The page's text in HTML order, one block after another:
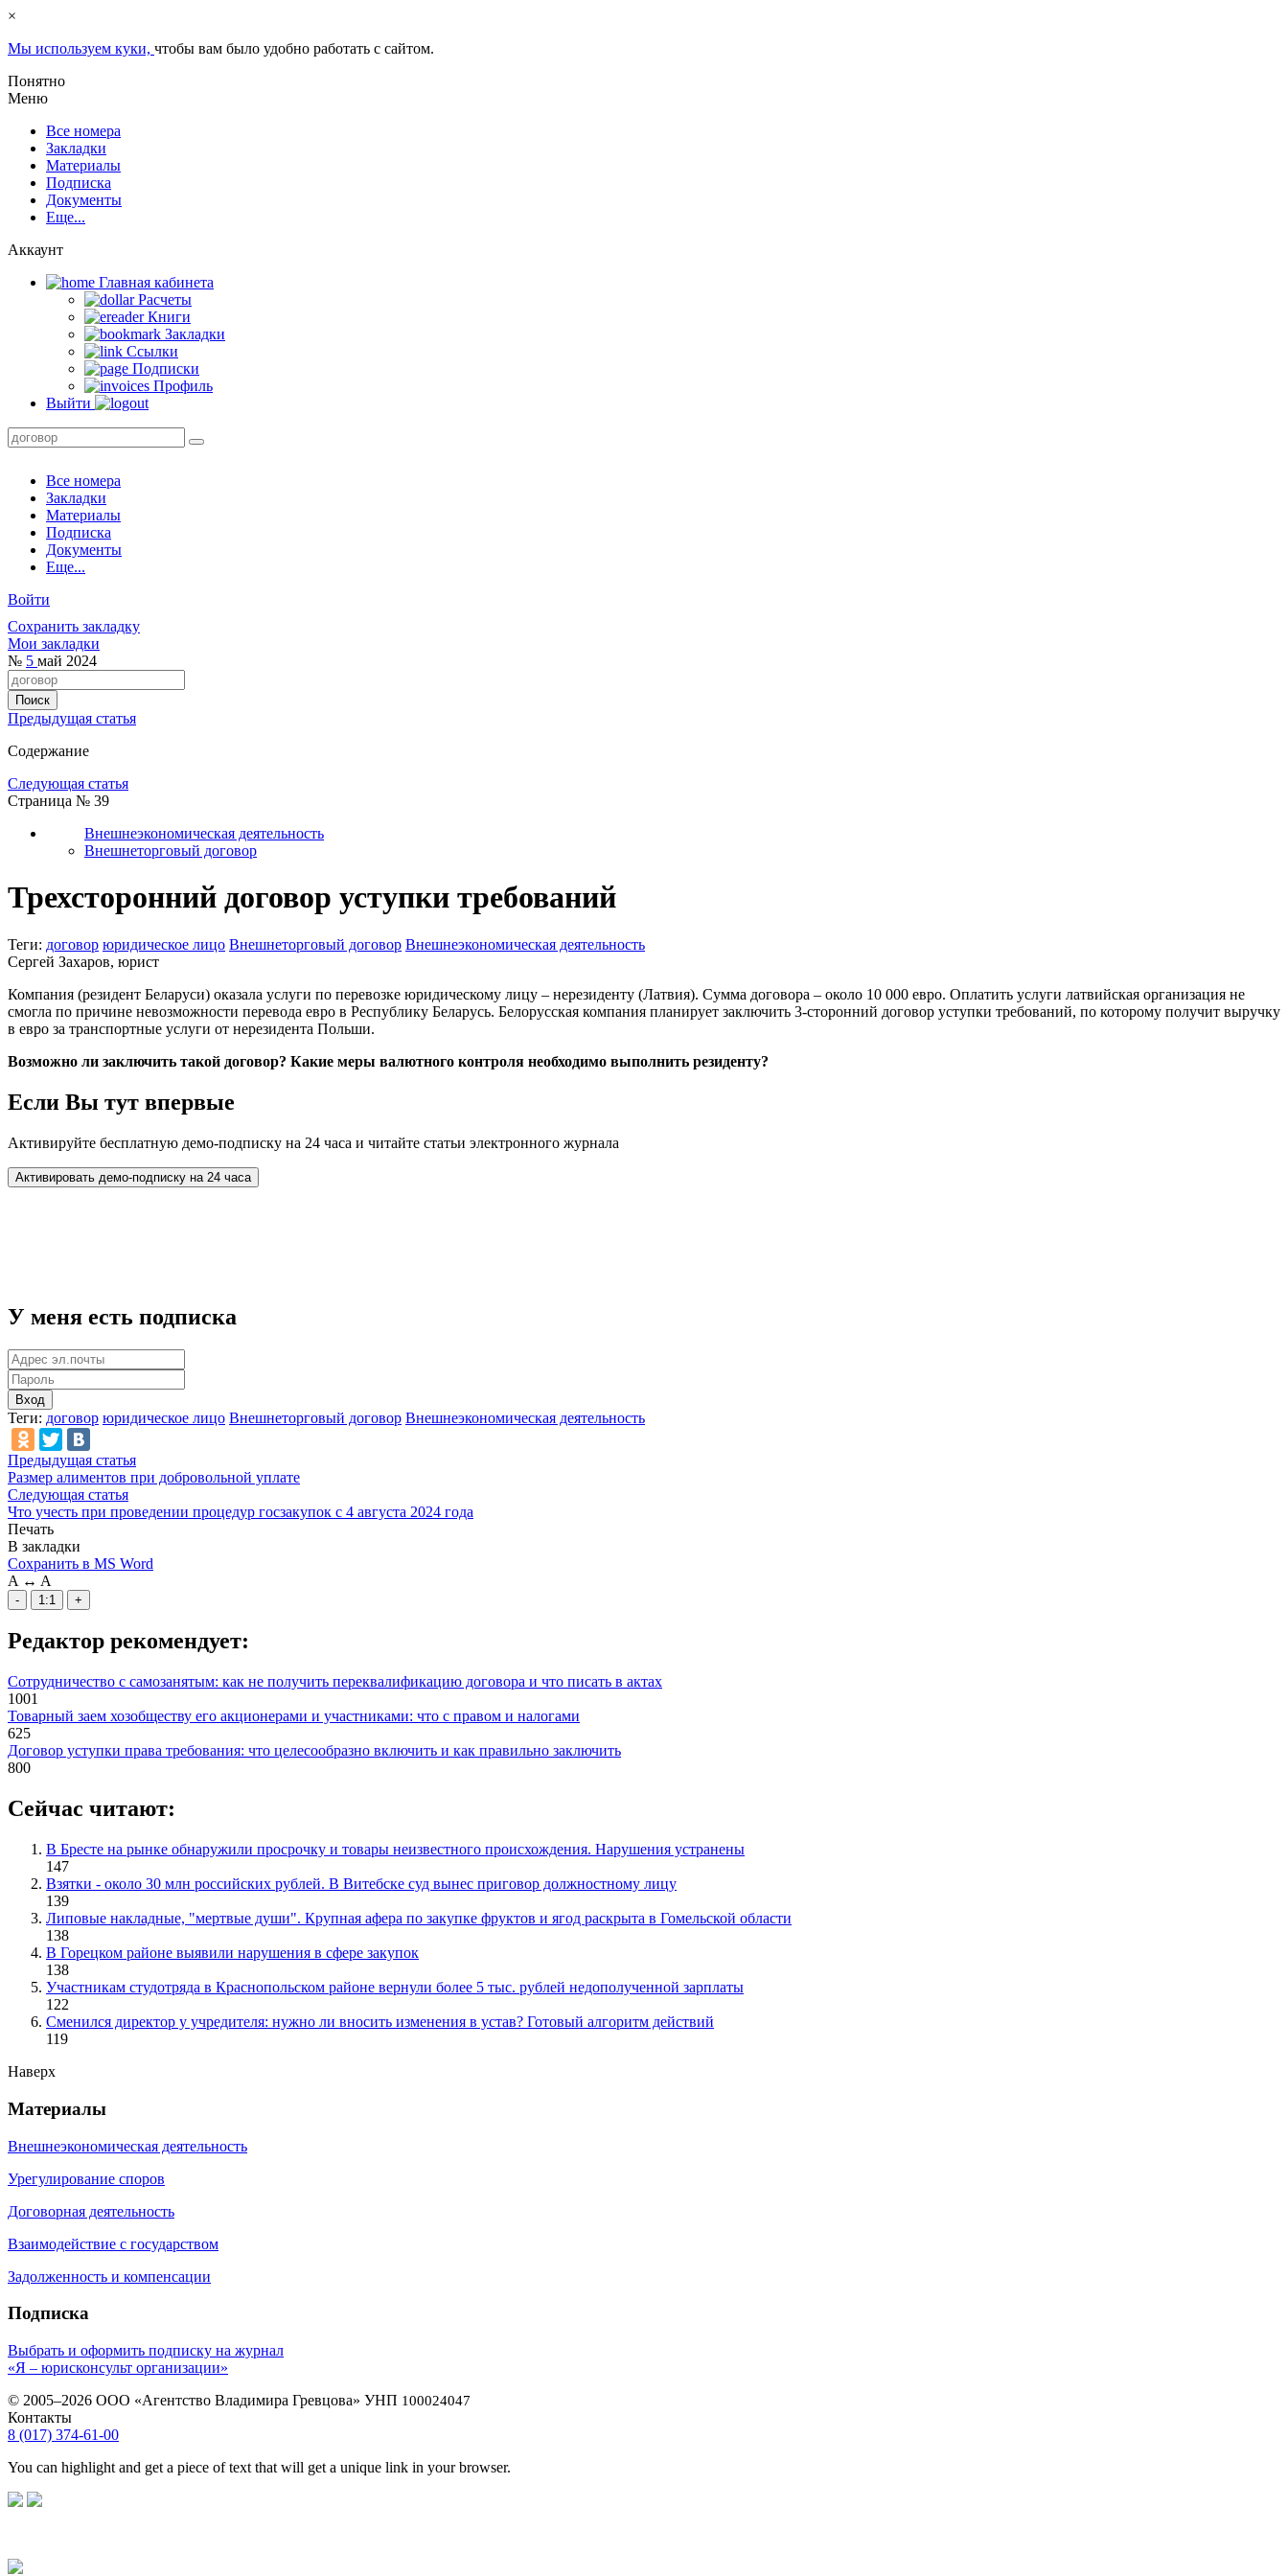
×
Мы используем куки, чтобы вам было удобно работать с сайтом.
Понятно
Меню
Все номера
Закладки
Материалы
Подписка
Документы
Еще...
Аккаунт
Главная кабинета
Расчеты
Книги
Закладки
Ссылки
Подписки
Профиль
Выйти
Все номера
Закладки
Материалы
Подписка
Документы
Еще...
Войти
Сохранить закладку
Мои закладки
№ 5 май 2024
Предыдущая статья
Содержание
Следующая статья
Страница № 39
Внешнеэкономическая деятельность
Внешнеторговый договор
Трехсторонний договор уступки требований
Теги: договор юридическое лицо Внешнеторговый договор Внешнеэкономическая деятельность
Сергей Захаров, юрист
Компания (резидент Беларуси) оказала услуги по перевозке юридическому лицу – нерезиденту (Латвия). Сумма договора – около 10 000 евро. Оплатить услуги латвийская организация не
смогла по причине невозможности перевода евро в Республику Беларусь. Белорусская компания планирует заключить 3-сторонний договор уступки требований, по которому получит выручку
в евро за транспортные услуги от нерезидента Польши.
Возможно ли заключить такой договор? Какие меры валютного контроля необходимо выполнить резиденту?
Если Вы тут впервые
Активируйте бесплатную демо-подписку на 24 часа и читайте статьи электронного журнала
У меня есть подписка
Вход
Теги: договор юридическое лицо Внешнеторговый договор Внешнеэкономическая деятельность
Предыдущая статья
Размер алиментов при добровольной уплате
Следующая статья
Что учесть при проведении процедур госзакупок с 4 августа 2024 года
Печать
В закладки
Сохранить в MS Word
A ↔ A
- 1:1 +
Редактор рекомендует:
Сотрудничество с самозанятым: как не получить переквалификацию договора и что писать в актах
1001
Товарный заем хозобществу его акционерами и участниками: что с правом и налогами
625
Договор уступки права требования: что целесообразно включить и как правильно заключить
800
Сейчас читают:
В Бресте на рынке обнаружили просрочку и товары неизвестного происхождения. Нарушения устранены
147
Взятки - около 30 млн российских рублей. В Витебске суд вынес приговор должностному лицу
139
Липовые накладные, "мертвые души". Крупная афера по закупке фруктов и ягод раскрыта в Гомельской области
138
В Горецком районе выявили нарушения в сфере закупок
138
Участникам студотряда в Краснопольском районе вернули более 5 тыс. рублей недополученной зарплаты
122
Сменился директор у учредителя: нужно ли вносить изменения в устав? Готовый алгоритм действий
119
Наверх
Материалы
Внешнеэкономическая деятельность
Урегулирование споров
Договорная деятельность
Взаимодействие с государством
Задолженность и компенсации
Подписка
Выбрать и оформить подписку на журнал
«Я – юрисконсульт организации»
© 2005–2026 ООО «Агентство Владимира Гревцова» УНП 100024047
Контакты
8 (017) 374-61-00
You can highlight and get a piece of text that will get a unique link in your browser.